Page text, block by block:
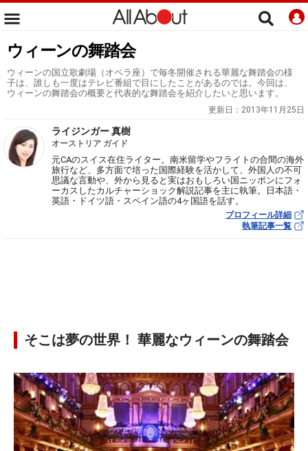
ウィーンの舞踏会
ウィーンの国立歌劇場（オペラ座）で毎冬開催される華麗な舞踏会の様
子は、誰しも一度はテレビ番組で目にしたことがあるのでは。今回は、
ウィーンの舞踏会の概要と代表的な舞踏会を紹介したいと思います。
更新日： 2013年11月25日
ライジンガー 真樹
オーストリア ガイド
元CAのスイス在住ライター。南米留学やフライトの合間の海外
旅行など、多方面で培った国際経験を活かして、外国人の不可
思議な言動や、外から見ると実はおもしろい国ニッポンにフォ
ーカスしたカルチャーショック解説記事を主に執筆。日本語・
英語・ドイツ語・スペイン語の4ヶ国語を話す。
プロフィール詳細
執筆記事一覧
そこは夢の世界！ 華麗なウィーンの舞踏会